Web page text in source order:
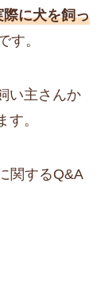
際に犬を飼っ
す。
い主さんか
。
関するQ&A